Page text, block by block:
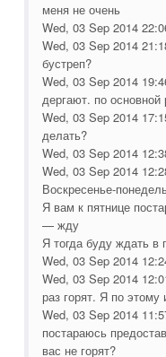
меня не очень
Wed, 03 Sep 2014
Wed, 03 Sep 2014
бустреп?
Wed, 03 Sep 2014
дергают. по основной
Wed, 03 Sep 2014
делать?
Wed, 03 Sep 2014
Wed, 03 Sep 2014
Воскресенье-
Я вам к пятнице
— жду
Я тогда буду ждать в
Wed, 03 Sep 2014
Wed, 03 Sep 2014
раз горят. Я по
Wed, 03 Sep 2014
постараюсь
вас не горят?